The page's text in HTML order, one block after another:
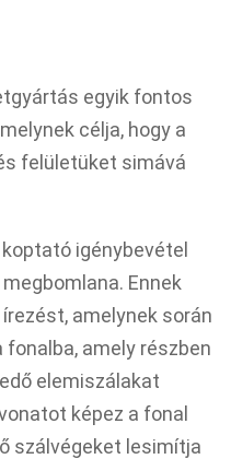
egyik fontos
célja, hogy a
felületüket simává
igénybevétel
Ennek
amelynek során
amely részben
elemiszálakat
képez a fonal
szálvégeket lesimítja